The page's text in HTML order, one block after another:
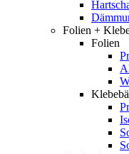
Folien +
Folien